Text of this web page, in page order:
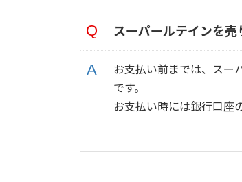
スーパールテインを
お支払い前までは、スー
です。
お支払い時には銀行口座